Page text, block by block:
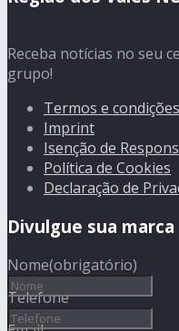
Receba notícias no seu
grupo!
Termos e
Imprint
Isenção de
Política de Cookies
Declaração de
Divulgue sua marca
Nome(obrigatório)
Telefone